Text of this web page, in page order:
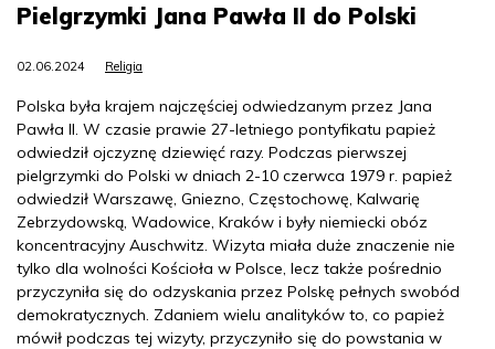
Pielgrzymki Jana Pawła II do Polski
02.06.2024 Religia
Polska była krajem najczęściej odwiedzanym przez Jana
Pawła II. W czasie prawie 27-letniego pontyfikatu papież
odwiedził ojczyznę dziewięć razy. Podczas pierwszej
pielgrzymki do Polski w dniach 2-10 czerwca 1979 r. papież
odwiedził Warszawę, Gniezno, Częstochowę, Kalwarię
Zebrzydowską, Wadowice, Kraków i były niemiecki obóz
koncentracyjny Auschwitz. Wizyta miała duże znaczenie nie
tylko dla wolności Kościoła w Polsce, lecz także pośrednio
przyczyniła się do odzyskania przez Polskę pełnych swobód
demokratycznych. Zdaniem wielu analityków to, co papież
mówił podczas tej wizyty, przyczyniło się do powstania w